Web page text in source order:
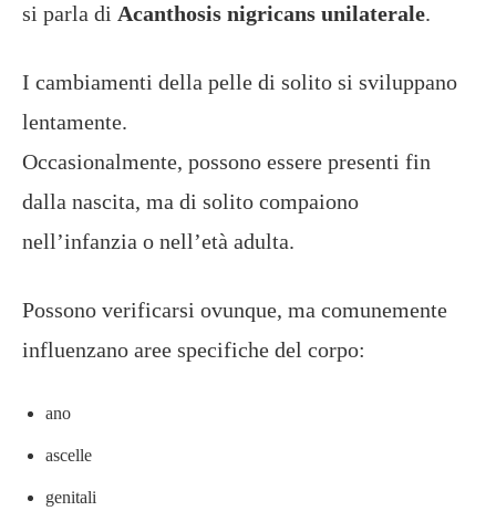
si parla di Acanthosis nigricans unilaterale.
I cambiamenti della pelle di solito si sviluppano
lentamente.
Occasionalmente, possono essere presenti fin
dalla nascita, ma di solito compaiono
nell’infanzia o nell’età adulta.
Possono verificarsi ovunque, ma comunemente
influenzano aree specifiche del corpo:
ano
ascelle
genitali